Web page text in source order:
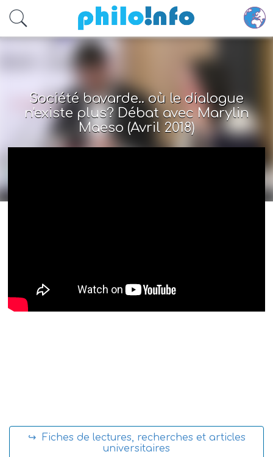
Accéder au contenu principal
Société bavarde.. où le dialogue
n'existe plus? Débat avec Marylin
Maeso (Avril 2018)
↪ Fiches de lectures, recherches et articles
universitaires